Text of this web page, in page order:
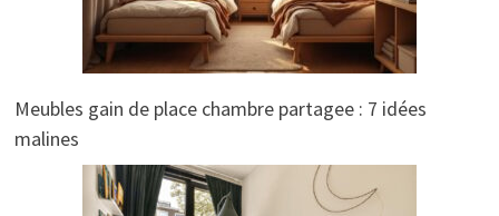
Meubles gain de place chambre partagee : 7 idées
malines